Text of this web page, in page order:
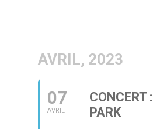
AVRIL, 2023
07
AVRIL
CONCERT
PARK